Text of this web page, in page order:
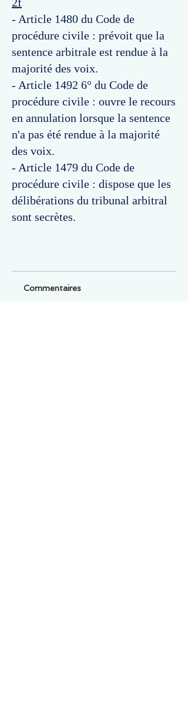
- Article 1480 du Code de
procédure civile : prévoit que la
sentence arbitrale est rendue à la
majorité des voix.
- Article 1492 6° du Code de
procédure civile : ouvre le recours
en annulation lorsque la sentence
n'a pas été rendue à la majorité
des voix.
- Article 1479 du Code de
procédure civile : dispose que les
délibérations du tribunal arbitral
sont secrètes.
Commentaires